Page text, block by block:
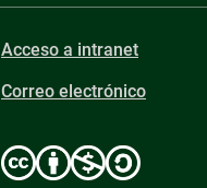
Acceso a intranet
Correo electrónico